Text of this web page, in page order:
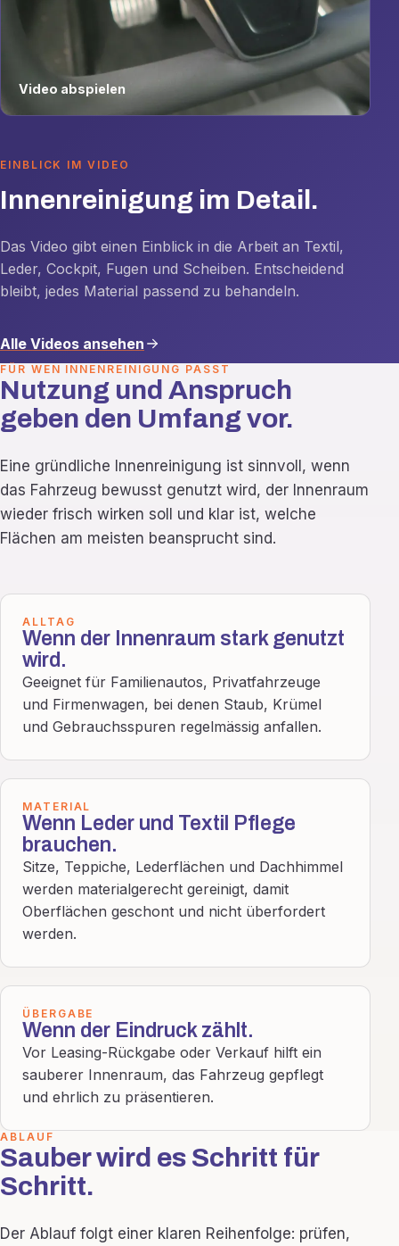
Video abspielen
EINBLICK IM VIDEO
Innenreinigung im Detail.
Das Video gibt einen Einblick in die Arbeit an Textil,
Leder, Cockpit, Fugen und Scheiben. Entscheidend
bleibt, jedes Material passend zu behandeln.
Alle Videos ansehen
FÜR WEN INNENREINIGUNG PASST
Nutzung und Anspruch
geben den Umfang vor.
Eine gründliche Innenreinigung ist sinnvoll, wenn
das Fahrzeug bewusst genutzt wird, der Innenraum
wieder frisch wirken soll und klar ist, welche
Flächen am meisten beansprucht sind.
ALLTAG
Wenn der Innenraum stark genutzt
wird.
Geeignet für Familienautos, Privatfahrzeuge
und Firmenwagen, bei denen Staub, Krümel
und Gebrauchsspuren regelmässig anfallen.
MATERIAL
Wenn Leder und Textil Pflege
brauchen.
Sitze, Teppiche, Lederflächen und Dachhimmel
werden materialgerecht gereinigt, damit
Oberflächen geschont und nicht überfordert
werden.
ÜBERGABE
Wenn der Eindruck zählt.
Vor Leasing-Rückgabe oder Verkauf hilft ein
sauberer Innenraum, das Fahrzeug gepflegt
und ehrlich zu präsentieren.
ABLAUF
Sauber wird es Schritt für
Schritt.
Der Ablauf folgt einer klaren Reihenfolge: prüfen,